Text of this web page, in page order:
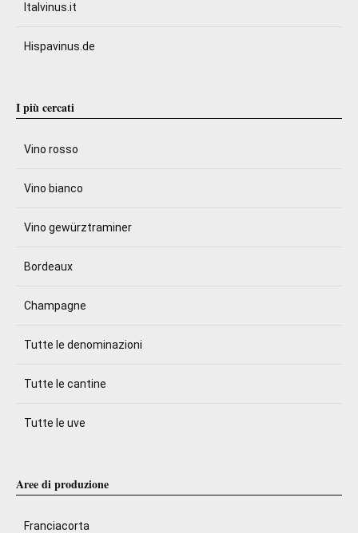
Italvinus.it
Hispavinus.de
I più cercati
Vino rosso
Vino bianco
Vino gewürztraminer
Bordeaux
Champagne
Tutte le denominazioni
Tutte le cantine
Tutte le uve
Aree di produzione
Franciacorta